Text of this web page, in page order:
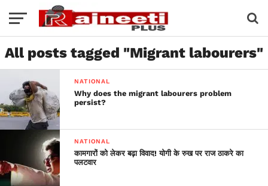
All posts tagged "Migrant labourers"
NATIONAL
Why does the migrant labourers problem
persist?
NATIONAL
कामगारों को लेकर बढ़ा विवाद! योगी के रुख पर राज ठाकरे का
पलटवार